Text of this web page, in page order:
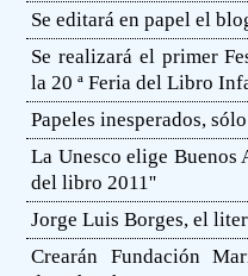
Se editará en papel el
Se realizará el primer
la 20 ª Feria del Libro
Papeles inesperados,
La Unesco elige
del libro 2011''
Jorge Luis Borges, el
Crearán Fundación